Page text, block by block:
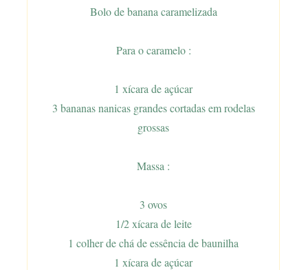
Bolo de banana caramelizada
Para o caramelo :
1 xícara de açúcar
3 bananas nanicas grandes cortadas em rodelas
grossas
Massa :
3 ovos
1/2 xícara de leite
1 colher de chá de essência de baunilha
1 xícara de açúcar